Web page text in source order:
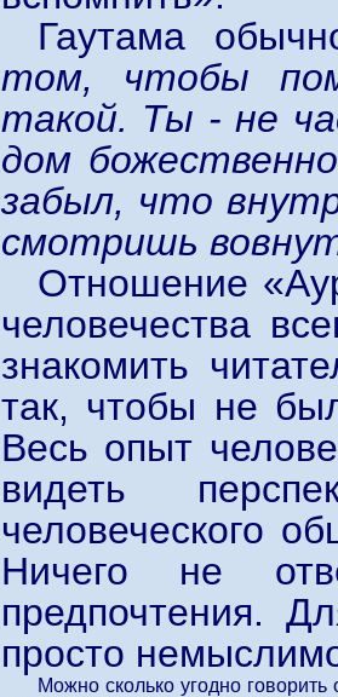
Гаутама
том, чтобы
такой. Ты - не
дом
забыл, что
смотришь
Отношение
человечества
знакомить
так, чтобы не
Весь опыт
видеть
человеческого
Ничего не
предпочтения.
просто
Можно сколько угодно